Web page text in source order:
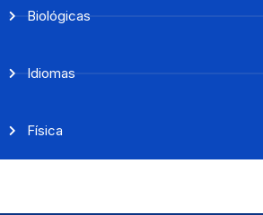
Biológicas
Idiomas
Física